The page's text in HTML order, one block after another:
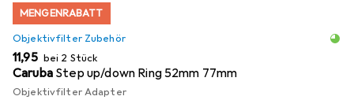
MENGENRABATT
Objektivfilter Zubehör
EUR
11,95 bei 2 Stück
Caruba Step up/down Ring 52mm 77mm
Objektivfilter Adapter